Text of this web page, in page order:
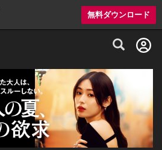
無料ダウンロード
グルメ情報・プレミアムレストラン予約